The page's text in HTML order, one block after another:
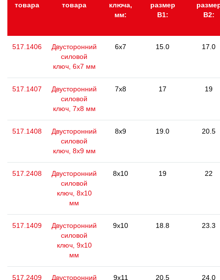
товара
товара
ключа,
мм:
размер
В1:
В2:
517.1406
Двусторонний
силовой
ключ, 6х7 мм
6x7 15.0 17.0
517.1407
Двусторонний
силовой
ключ, 7x8 мм
7x8 17 19
517.1408
Двусторонний
силовой
ключ, 8х9 мм
8x9 19.0 20.5
517.2408
Двусторонний
силовой
ключ, 8x10
мм
8x10 19 22
517.1409
Двусторонний
силовой
ключ, 9x10
мм
9x10 18.8 23.3
517.2409 Двусторонний 9x11 20.5 24.0